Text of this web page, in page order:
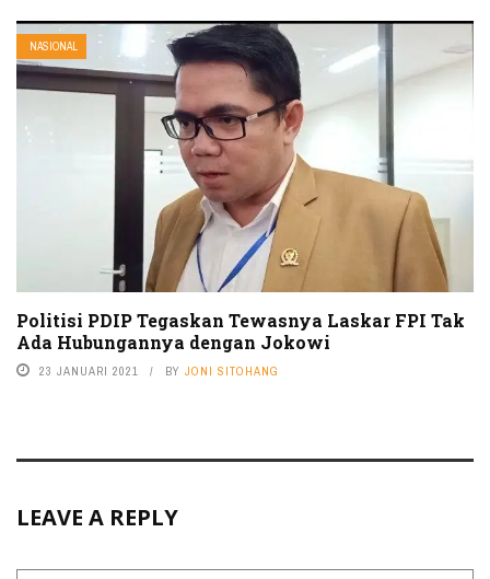
NASIONAL
Politisi PDIP Tegaskan Tewasnya Laskar FPI Tak
Ada Hubungannya dengan Jokowi
23 JANUARI 2021 BY JONI SITOHANG
LEAVE A REPLY